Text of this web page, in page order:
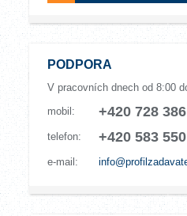
PODPORA
V pracovních dnech od 8:00
mobil:
+420 728
telefon: +420 583
e-mail: